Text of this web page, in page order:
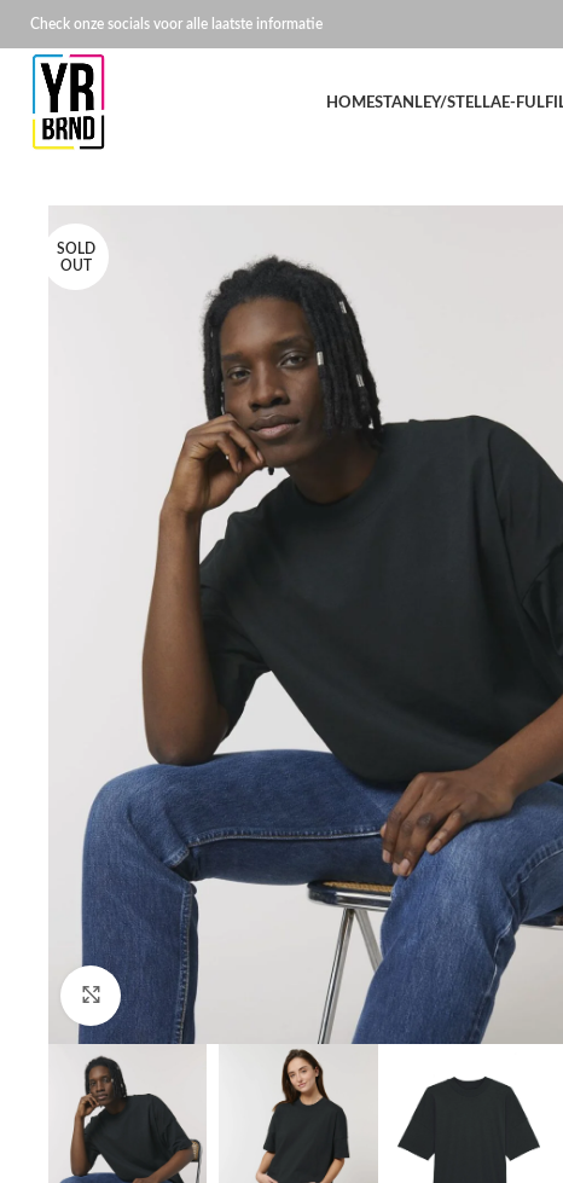
Check onze socials voor alle laatste informatie
HOMESTANLEY/STELLAE-
SOLD
OUT
Click to enlarge